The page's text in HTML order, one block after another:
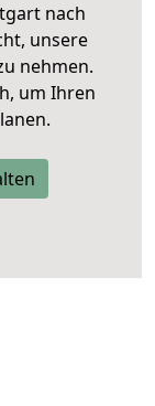
nach
unsere
nehmen.
um Ihren